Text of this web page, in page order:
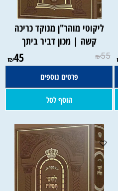
ליקוטי מוהר"ן מנוקד כריכה
קשה | מכון דביר ביתך
₪55
₪45
פרטים נוספים
הוסף לסל